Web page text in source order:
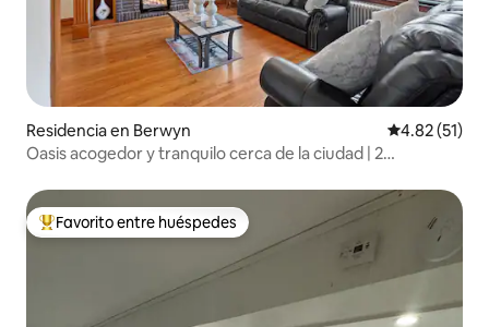
Residencia en Berwyn Calificación
4.82 (51)
Oasis acogedor y tranquilo cerca de la ciudad | 2
De los mejores en Favorito entre huéspedes
Favorito entre huéspedes